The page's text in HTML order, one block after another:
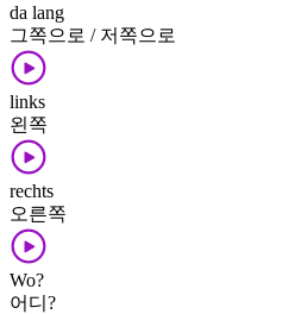
da lang
그쪽으로 / 저쪽으로
links
왼쪽
rechts
오른쪽
Wo?
어디?